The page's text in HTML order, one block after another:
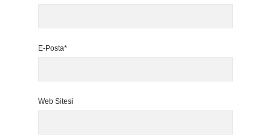
E-Posta*
Web Sitesi